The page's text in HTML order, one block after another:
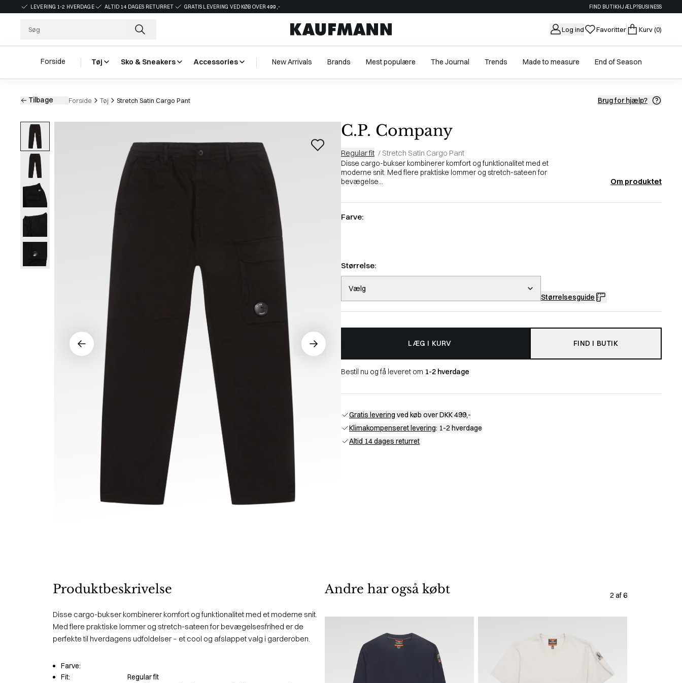
LEVERING 1-2 HVERDAGE ALTID 14 DAGES RETURRET GRATIS LEVERING VED KØB OVER 499,- FIND BUTIKHJÆLP?BUSINESS
Log ind Favoritter Kurv(0)
Forside Tøj Sko & Sneakers Accessories New Arrivals Brands Mest populære The Journal Trends Made to measure End of Season
Tilbage Forside Tøj Stretch Satin Cargo Pant Brug for hjælp?
C.P. Company
Regular fit / Stretch Satin Cargo Pant
Disse cargo-bukser kombinerer komfort og funktionalitet med et
moderne snit. Med flere praktiske lommer og stretch-sateen for
bevægelse...
Om produktet
Farve:
Størrelse:
Vælg
Størrelsesguide
LÆG I KURV FIND I BUTIK
Bestil nu og få leveret om 1-2 hverdage
Gratis levering ved køb over DKK 499,-
Klimakompenseret levering: 1-2 hverdage
Altid 14 dages returret
Produktbeskrivelse
Disse cargo-bukser kombinerer komfort og funktionalitet med et moderne snit.
Med flere praktiske lommer og stretch-sateen for bevægelsesfrihed er de
perfekte til hverdagens udfoldelser – et cool og afslappet valg i garderoben.
Farve:
Fit:
Regular fit
Andre har også købt 2 af 6